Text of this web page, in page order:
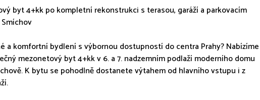
byt 4+kk po kompletní rekonstrukci s terasou, garáží a parkovacím
a komfortní bydlení s výbornou dostupností do centra Prahy? Nabízíme
mezonetový byt 4+kk v 6. a 7. nadzemním podlaží moderního domu
K bytu se pohodlně dostanete výtahem od hlavního vstupu i z